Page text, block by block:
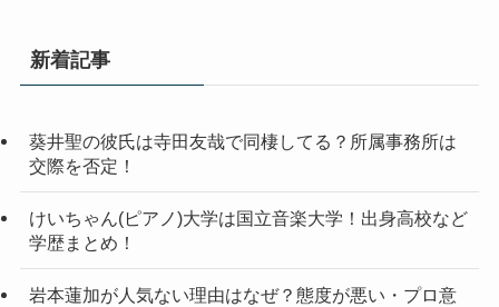
新着記事
葵井聖の彼氏は寺田友哉で同棲してる？所属事務所は
交際を否定！
けいちゃん(ピアノ)大学は国立音楽大学！出身高校など
学歴まとめ！
岩本蓮加が人気ない理由はなぜ？態度が悪い・プロ意